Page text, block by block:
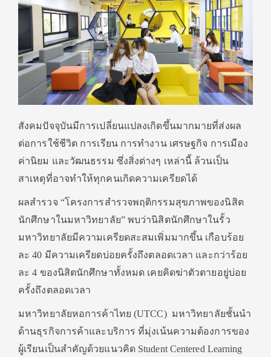
สังคมปัจจุบันมีการเปลี่ยนแปลงเกิดขึ้นมากมายที่ส่งผล
ต่อการใช้ชีวิต การเรียน การทำงาน เศรษฐกิจ การเมือง
ค่านิยม และวัฒนธรรม ซึ่งสิ่งต่างๆ เหล่านี้ ล้วนเป็น
สาเหตุที่อาจทำให้ทุกคนเกิดความเครียดได้
ผลสำรวจ “โครงการสำรวจพฤติกรรมสุขภาพของนิสิต
นักศึกษาในมหาวิทยาลัย” พบว่านิสิตนักศึกษาในรั้ว
มหาวิทยาลัยมีความเครียดสะสมเพิ่มมากขึ้น เกือบร้อย
ละ 40 มีความเครียดบ่อยครั้งถึงตลอดเวลา และกว่าร้อย
ละ 4 ของนิสิตนักศึกษาทั้งหมด เคยคิดฆ่าตัวตายอยู่บ่อย
ครั้งถึงตลอดเวลา
มหาวิทยาลัยหอการค้าไทย (UTCC) มหาวิทยาลัยชั้นนำ
ด้านธุรกิจการค้าและบริการ ที่มุ่งเน้นความต้องการของ
ผู้เรียนเป็นสำคัญด้วยแนวคิด Student Centered Learning